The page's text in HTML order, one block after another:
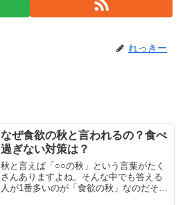
れっきー
なぜ食欲の秋と言われるの？食べ
過ぎない対策は？
秋と言えば「○○の秋」という言葉がたく
さんありますよね。そんな中でも答える
人が1番多いのが「食欲の秋」なのだそう